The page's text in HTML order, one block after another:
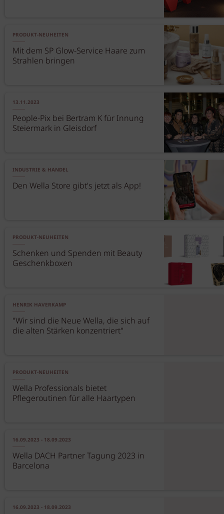
PRODUKT-NEUHEITEN
Mit dem SP Glow-Service Haare zum
Strahlen bringen
13.11.2023
People-Pix bei Bertram K für Innung
Steiermark in Gleisdorf
INDUSTRIE & HANDEL
Den Wella Store gibt's jetzt als App!
PRODUKT-NEUHEITEN
Schenken und Spenden mit Beauty
Geschenkboxen
HENRIK HAVERKAMP
"Wir sind die Neue Wella, die sich auf
die alten Stärken konzentriert"
PRODUKT-NEUHEITEN
Wella Professionals bietet
Pflegeroutinen für alle Haartypen
16.09.2023 - 18.09.2023
Wella DACH Partner Tagung 2023 in
Barcelona
16.09.2023 - 18.09.2023